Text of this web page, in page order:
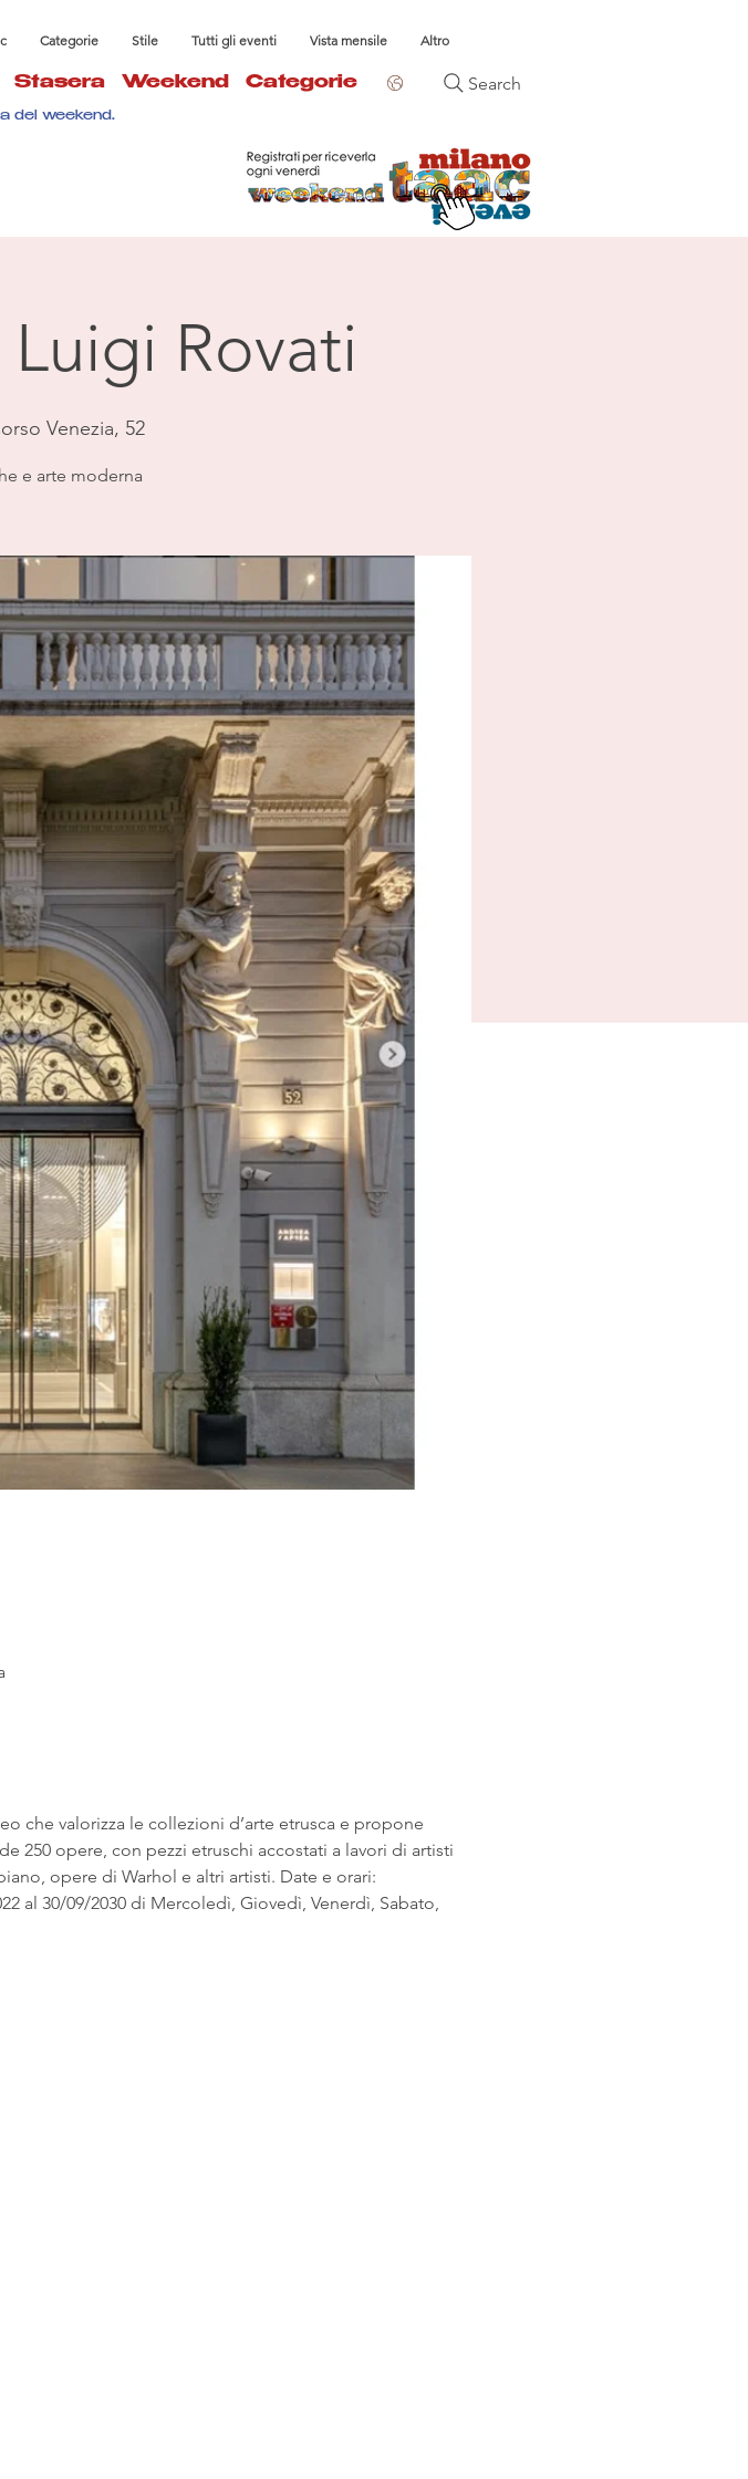
Categorie Stile Tutti gli eventi Vista mensile Altro
Stasera Weekend Categorie Search
del weekend.
Rovati
Venezia, 52
e arte moderna
che valorizza le collezioni d’arte etrusca e propone
250 opere, con pezzi etruschi accostati a lavori di artisti
opere di Warhol e altri artisti. Date e orari:
al 30/09/2030 di Mercoledì, Giovedì, Venerdì, Sabato,